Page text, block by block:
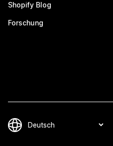
Shopify Blog
Forschung